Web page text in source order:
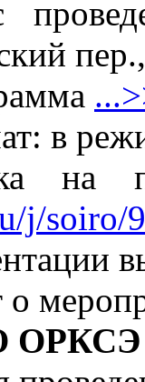
в
на
j/soiro/
о